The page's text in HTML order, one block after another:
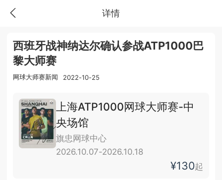
详情
西班牙战神纳达尔确认参战ATP1000巴
黎大师赛
网球大师赛新闻 2022-10-25
上海ATP1000网球大师赛-中
央场馆
旗忠网球中心
2026.10.07-2026.10.18
¥130起